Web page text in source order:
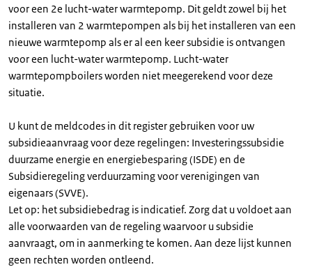
voor een 2e lucht-water warmtepomp. Dit geldt zowel bij het
installeren van 2 warmtepompen als bij het installeren van een
nieuwe warmtepomp als er al een keer subsidie is ontvangen
voor een lucht-water warmtepomp. Lucht-water
warmtepompboilers worden niet meegerekend voor deze
situatie.
U kunt de meldcodes in dit register gebruiken voor uw
subsidieaanvraag voor deze regelingen: Investeringssubsidie
duurzame energie en energiebesparing (ISDE) en de
Subsidieregeling verduurzaming voor verenigingen van
eigenaars (SVVE).
Let op: het subsidiebedrag is indicatief. Zorg dat u voldoet aan
alle voorwaarden van de regeling waarvoor u subsidie
aanvraagt, om in aanmerking te komen. Aan deze lijst kunnen
geen rechten worden ontleend.